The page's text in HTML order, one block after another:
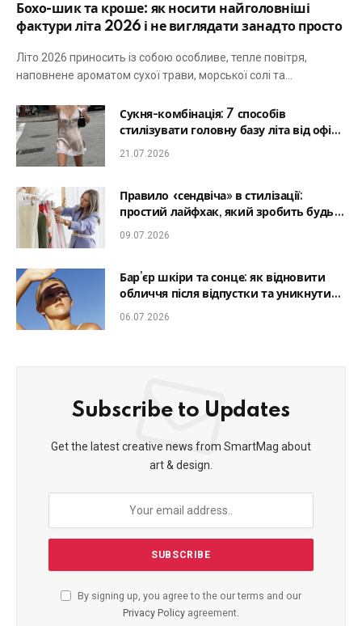
Бохо-шик та кроше: як носити найголовніші
фактури літа 2026 і не виглядати занадто просто
Літо 2026 приносить із собою особливе, тепле повітря,
наповнене ароматом сухої трави, морської солі та…
Сукня-комбінація: 7 способів
стилізувати головну базу літа від офісу
до романтичної вечері
21.07.2026
Правило «сендвіча» в стилізації:
простий лайфхак, який зробить будь-
який образ гармонійним
09.07.2026
Бар’єр шкіри та сонце: як відновити
обличчя після відпустки та уникнути
фотостаріння
06.07.2026
Subscribe to Updates
Get the latest creative news from SmartMag about
art & design.
By signing up, you agree to the our terms and our
Privacy Policy agreement.